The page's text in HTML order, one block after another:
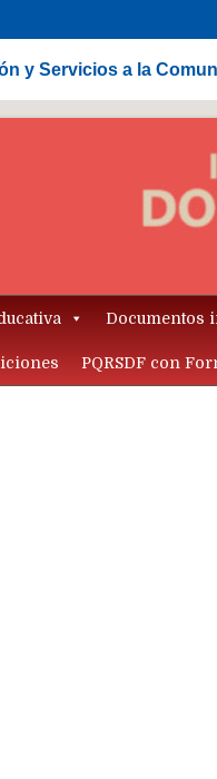
y Servicios a la
Documentos
PQRSDF con